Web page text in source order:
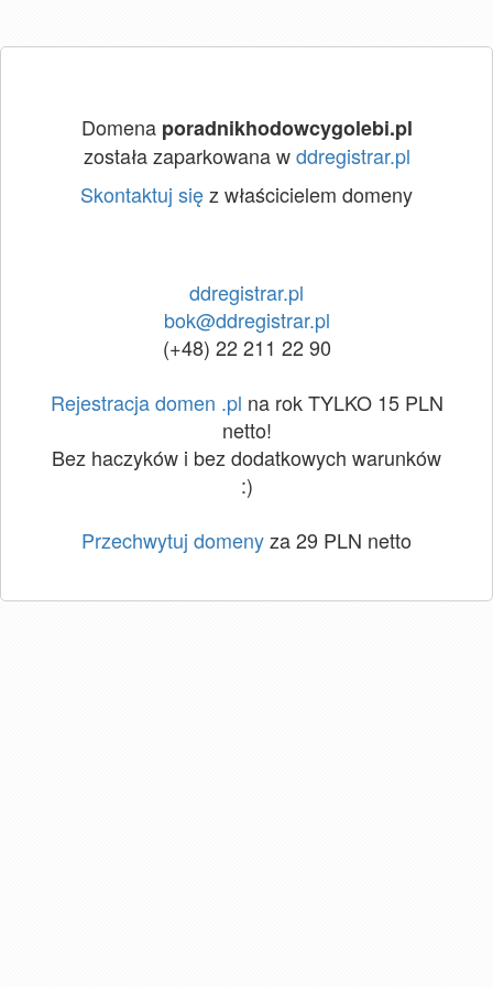
Domena poradnikhodowcygolebi.pl
została zaparkowana wddregistrar.pl
Skontaktuj sięz właścicielem domeny
ddregistrar.pl
bok@ddregistrar.pl
(+48) 22 211 22 90
Rejestracja domen .pl na rok TYLKO 15 PLN
netto!
Bez haczyków i bez dodatkowych warunków
:)
Przechwytuj domenyza 29 PLN netto